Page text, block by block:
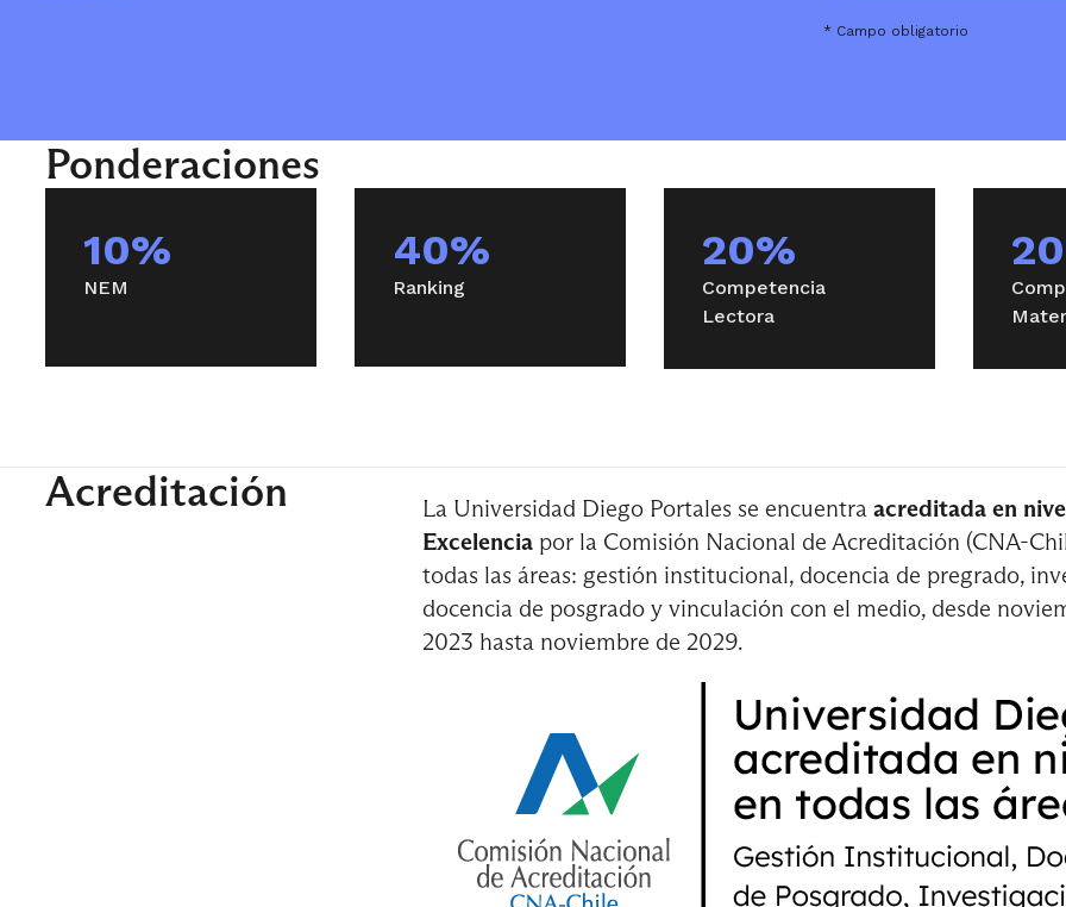
* Campo obligatorio
3° Semestre
Trayectoria Ingeniería en Control
4° Semestre
Trayectoria Contador Auditor –
Contador Público
Trayectoria Ingeniería
Ponderaciones
10%
NEM
40%
Ranking
20%
Competencia
Lectora
Acreditación La Universidad Diego Portales se encuentra acreditada en
Excelencia por la Comisión Nacional de Acreditación (CNA-
todas las áreas: gestión institucional, docencia de pregrado,
docencia de posgrado y vinculación con el medio, desde
2023 hasta noviembre de 2029.